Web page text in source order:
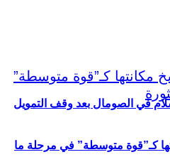
في الصومال بعد وقف التمويل
كـ”قوة متوسطة” في مرحلة ما